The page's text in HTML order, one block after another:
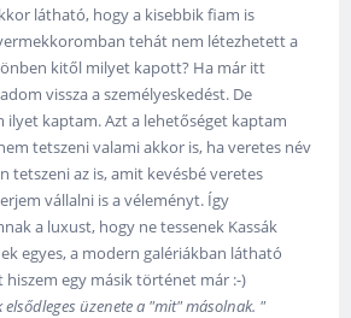
látható, hogy a kisebbik fiam is
tehát nem létezhetett a
kitől milyet kapott? Ha már itt
vissza a személyeskedést. De
ilyet kaptam. Azt a lehetőséget kaptam
tetszeni valami akkor is, ha veretes név
tetszeni az is, amit kevésbé veretes
vállalni is a véleményt. Így
a luxust, hogy ne tessenek Kassák
egyes, a modern galériákban látható
hiszem egy másik történet már :-)
elsődleges üzenete a "mit" másolnak. "